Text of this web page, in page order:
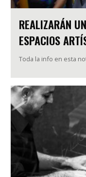
REALIZARÁN
ESPACIOS
Toda la info en esta